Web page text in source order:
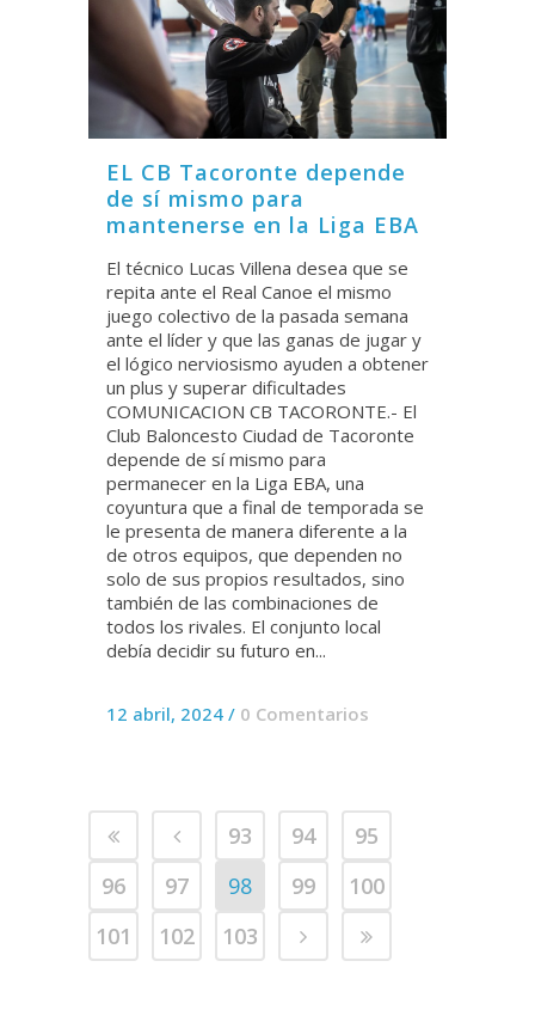
EL CB Tacoronte depende
de sí mismo para
mantenerse en la Liga EBA
El técnico Lucas Villena desea que se
repita ante el Real Canoe el mismo
juego colectivo de la pasada semana
ante el líder y que las ganas de jugar y
el lógico nerviosismo ayuden a obtener
un plus y superar dificultades
COMUNICACION CB TACORONTE.- El
Club Baloncesto Ciudad de Tacoronte
depende de sí mismo para
permanecer en la Liga EBA, una
coyuntura que a final de temporada se
le presenta de manera diferente a la
de otros equipos, que dependen no
solo de sus propios resultados, sino
también de las combinaciones de
todos los rivales. El conjunto local
debía decidir su futuro en...
12 abril, 2024 / 0 Comentarios
93 94
95
96
97 98 99
100
101
102 103